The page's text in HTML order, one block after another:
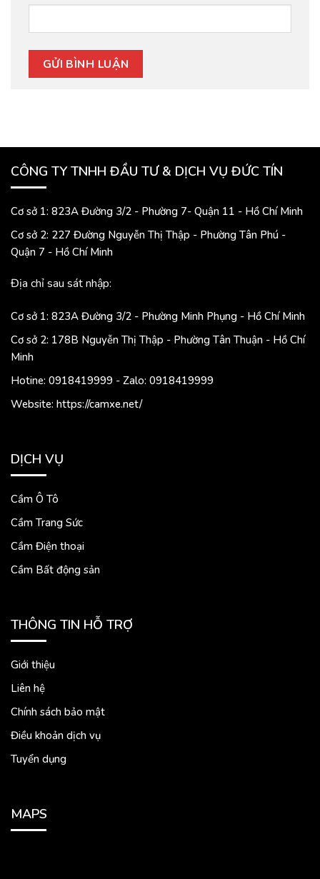
CÔNG TY TNHH ĐẦU TƯ & DỊCH VỤ ĐỨC TÍN
Cơ sở 1: 823A Đường 3/2 - Phường 7- Quận 11 - Hồ Chí Minh
Cơ sở 2: 227 Đường Nguyễn Thị Thập - Phường Tân Phú -
Quận 7 - Hồ Chí Minh
Địa chỉ sau sát nhập:
Cơ sở 1: 823A Đường 3/2 - Phường Minh Phụng - Hồ Chí Minh
Cơ sở 2: 178B Nguyễn Thị Thập - Phường Tân Thuận - Hồ Chí
Minh
Hotine: 0918419999 - Zalo: 0918419999
Website: https://camxe.net/
DỊCH VỤ
Cầm Ô Tô
Cầm Trang Sức
Cầm Điện thoại
Cầm Bất động sản
THÔNG TIN HỖ TRỢ
Giới thiệu
Liên hệ
Chính sách bảo mật
Điều khoản dịch vụ
Tuyển dụng
MAPS